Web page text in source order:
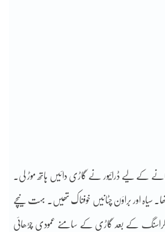
کے لیے ڈرائیور نے گاڑی دائیں ہاتھ موڑ لی۔
سیاہ اور براؤن چٹانیں خوفناک تھیں۔ بہت نیچے
پر کراسنگ کے بعد گاڑی کے سامنے عمودی چڑھائی